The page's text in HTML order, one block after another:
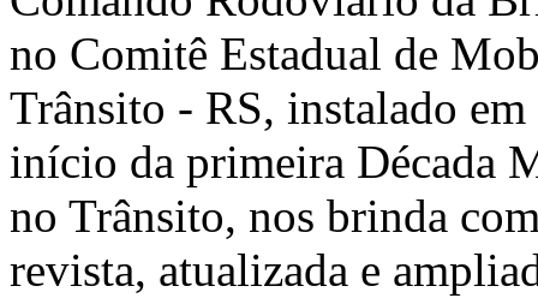
no Comitê Estadual de
Trânsito - RS, instalado
início da primeira Década
no Trânsito, nos brinda
revista, atualizada e